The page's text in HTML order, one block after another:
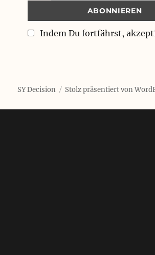
Indem Du fortfährst,
SY Decision Stolz präsentiert von